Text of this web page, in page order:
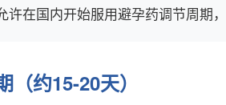
许在国内开始服用避孕药调节周期
约15-20天）